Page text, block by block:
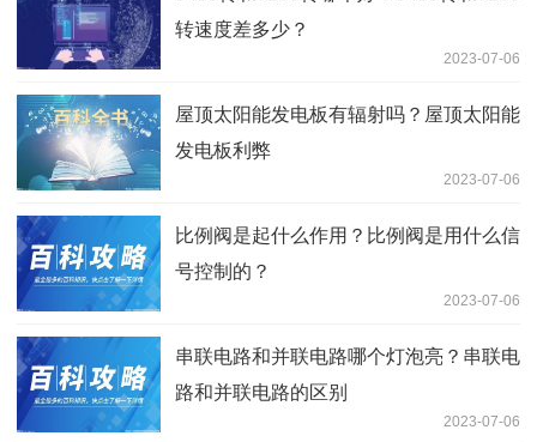
转速度差多少？
2023-07-06
屋顶太阳能发电板有辐射吗？屋顶太阳能
发电板利弊
2023-07-06
比例阀是起什么作用？比例阀是用什么信
号控制的？
2023-07-06
串联电路和并联电路哪个灯泡亮？串联电
路和并联电路的区别
2023-07-06